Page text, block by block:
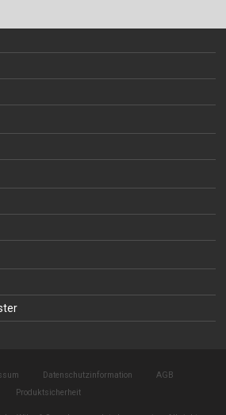
Datenschutzinformation
AGB
Produktsicherheit